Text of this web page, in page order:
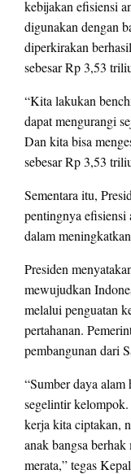
kebijakan efisiensi
digunakan dengan
diperkirakan
sebesar Rp 3,53
“Kita lakukan
dapat mengurangi
Dan kita bisa
sebesar Rp 3,53
Sementara itu,
pentingnya efisiensi
dalam
Presiden
mewujudkan
melalui penguatan
pertahanan.
pembangunan dari
“Sumber daya
segelintir
kerja kita ciptakan,
anak bangsa
merata,” tegas